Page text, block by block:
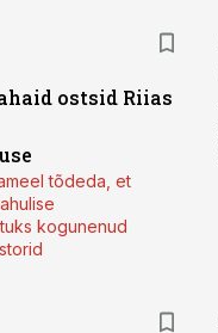
ostsid Riias
tõdeda, et
kogunenud